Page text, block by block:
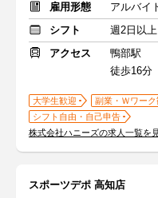
雇用形態
アルバイ
シフト
週2日以
アクセス
鴨部駅
徒歩16分
大学生歓迎 副業・Ｗワーク
シフト自由・自己申告
株式会社ハニーズの求人一覧を
スポーツデポ 高知店